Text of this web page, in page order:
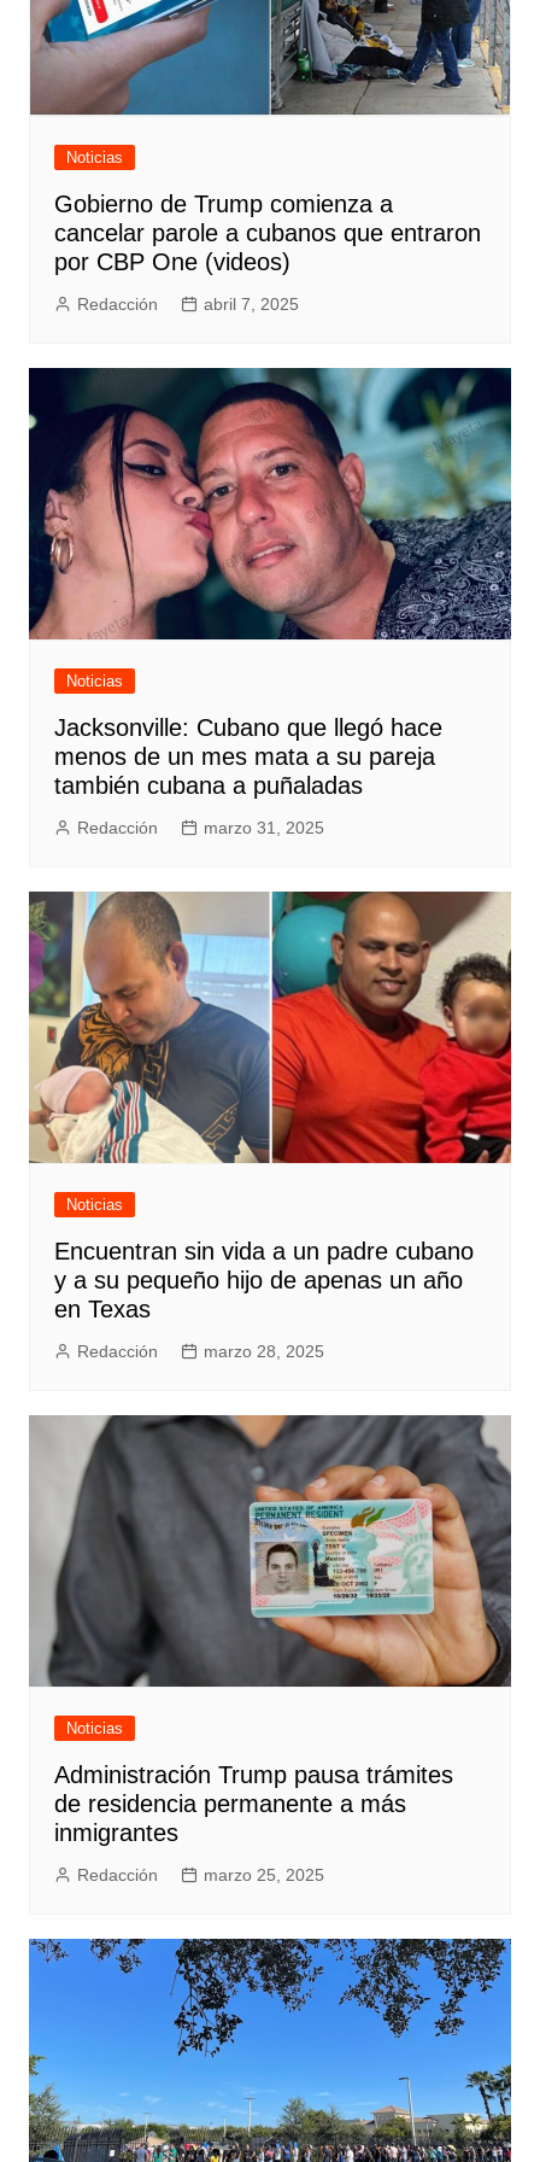
Noticias
Gobierno de Trump comienza a
cancelar parole a cubanos que entraron
por CBP One (videos)
Redacción abril 7, 2025
Noticias
Jacksonville: Cubano que llegó hace
menos de un mes mata a su pareja
también cubana a puñaladas
Redacción marzo 31, 2025
Noticias
Encuentran sin vida a un padre cubano
y a su pequeño hijo de apenas un año
en Texas
Redacción marzo 28, 2025
Noticias
Administración Trump pausa trámites
de residencia permanente a más
inmigrantes
Redacción marzo 25, 2025